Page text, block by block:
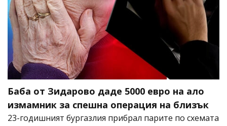
Баба от Зидарово даде 5000 евро на ало
измамник за спешна операция на близък
23-годишният бургазлия прибрал парите по схемата